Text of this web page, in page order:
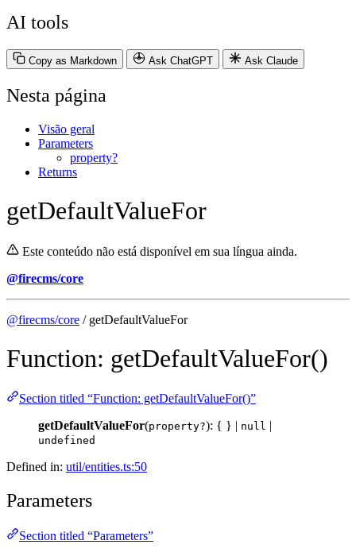
AI tools
Copy as Markdown Ask ChatGPT Ask Claude
Nesta página
Visão geral
Parameters
property?
Returns
getDefaultValueFor
Este conteúdo não está disponível em sua língua ainda.
@firecms/core
@firecms/core / getDefaultValueFor
Function: getDefaultValueFor()
Section titled “Function: getDefaultValueFor()”
getDefaultValueFor(property?): { } | null |
undefined
Defined in: util/entities.ts:50
Parameters
Section titled “Parameters”